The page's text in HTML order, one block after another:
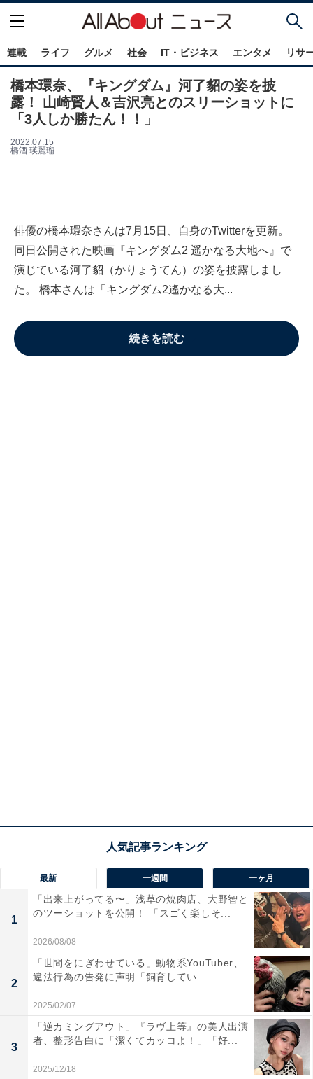
連載 ライフ グルメ 社会 IT・ビジネス エンタメ リサ
橋本環奈、『キングダム』河了貂の姿を披
露！ 山崎賢人＆吉沢亮とのスリーショットに
「3人しか勝たん！！」
2022.07.15
橋酒 瑛麗瑠
俳優の橋本環奈さんは7月15日、自身のTwitterを更新。
同日公開された映画『キングダム2 遥かなる大地へ』で
演じている河了貂（かりょうてん）の姿を披露しまし
た。 橋本さんは「キングダム2遙かなる大...
続きを読む
最新 一週間 一ヶ月
1
「出来上がってる〜」浅草の焼肉店、大野智と
のツーショットを公開！ 「スゴく楽しそ...
2026/08/08
2
「世間をにぎわせている」動物系YouTuber、
違法行為の告発に声明「飼育してい...
2025/02/07
3
「逆カミングアウト」『ラヴ上等』の美人出演
者、整形告白に「潔くてカッコよ！」「好...
2025/12/18